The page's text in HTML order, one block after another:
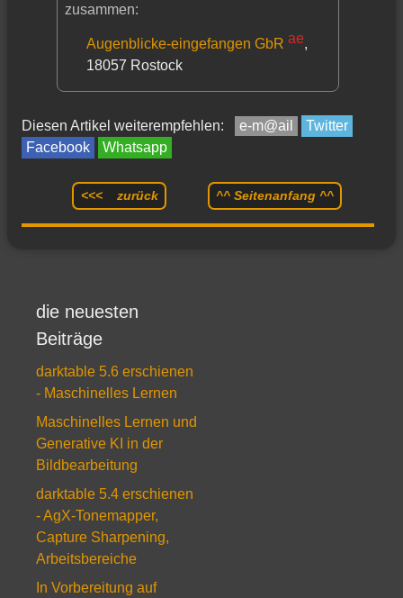
zusammen:
Augenblicke-eingefangen GbR
,
18057 Rostock
Diesen Artikel weiterempfehlen: e-m@ail
Twitter
Facebook
Whatsapp
<<< zurück ^^ Seitenanfang ^^
die neuesten
Beiträge
darktable 5.6 erschienen
- Maschinelles Lernen
Maschinelles Lernen und
Generative KI in der
Bildbearbeitung
darktable 5.4 erschienen
- AgX-Tonemapper,
Capture Sharpening,
Arbeitsbereiche
In Vorbereitung auf